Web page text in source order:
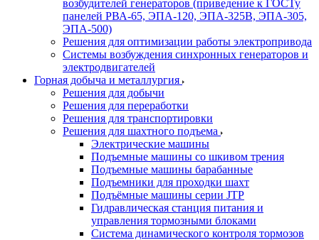
возбудителей генераторов (приведение к ГОСТу
панелей РВА-65, ЭПА-120, ЭПА-325В, ЭПА-305,
ЭПА-500)
Решения для оптимизации работы электропривода
Системы возбуждения синхронных генераторов и
электродвигателей
Горная добыча и металлургия
Решения для добычи
Решения для переработки
Решения для транспортировки
Решения для шахтного подъема
Электрические машины
Подъемные машины со шкивом трения
Подъемные машины барабанные
Подъемники для проходки шахт
Подъёмные машины серии JTP
Гидравлическая станция питания и
управления тормозными блоками
Система динамического контроля тормозов